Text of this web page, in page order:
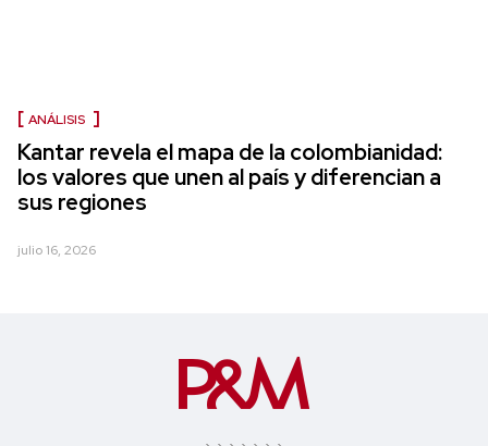
ANÁLISIS
Kantar revela el mapa de la colombianidad:
los valores que unen al país y diferencian a
sus regiones
julio 16, 2026